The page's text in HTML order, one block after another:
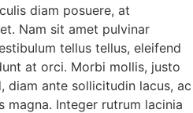
diam posuere, at
Nam sit amet pulvinar
tellus tellus, eleifend
at orci. Morbi mollis, justo
diam ante sollicitudin lacus, ac
magna. Integer rutrum lacinia